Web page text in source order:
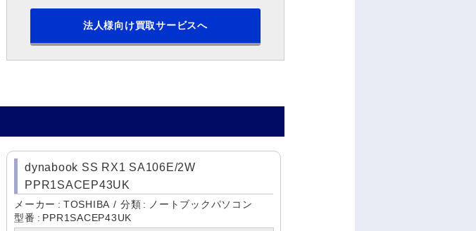
法人様向け買取サービスへ
dynabook SS RX1 SA106E/2W
PPR1SACEP43UK
メーカー TOSHIBA 分類
ノートブックパソコン
型番
PPR1SACEP43UK